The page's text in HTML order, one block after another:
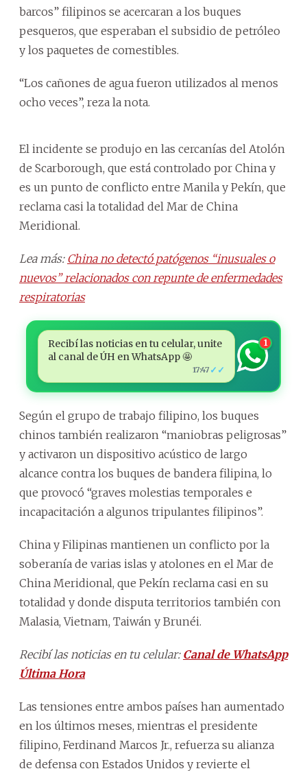
barcos” filipinos se acercaran a los buques
pesqueros, que esperaban el subsidio de petróleo
y los paquetes de comestibles.
“Los cañones de agua fueron utilizados al menos
ocho veces”, reza la nota.
El incidente se produjo en las cercanías del Atolón
de Scarborough, que está controlado por China y
es un punto de conflicto entre Manila y Pekín, que
reclama casi la totalidad del Mar de China
Meridional.
Lea más: China no detectó patógenos “inusuales o
nuevos” relacionados con repunte de enfermedades
respiratorias
Recibí las noticias en tu celular, unite
al canal de ÚH en WhatsApp 🤩
17:47 ✓✓
1
Según el grupo de trabajo filipino, los buques
chinos también realizaron “maniobras peligrosas”
y activaron un dispositivo acústico de largo
alcance contra los buques de bandera filipina, lo
que provocó “graves molestias temporales e
incapacitación a algunos tripulantes filipinos”.
China y Filipinas mantienen un conflicto por la
soberanía de varias islas y atolones en el Mar de
China Meridional, que Pekín reclama casi en su
totalidad y donde disputa territorios también con
Malasia, Vietnam, Taiwán y Brunéi.
Recibí las noticias en tu celular: Canal de WhatsApp
Última Hora
Las tensiones entre ambos países han aumentado
en los últimos meses, mientras el presidente
filipino, Ferdinand Marcos Jr., refuerza su alianza
de defensa con Estados Unidos y revierte el